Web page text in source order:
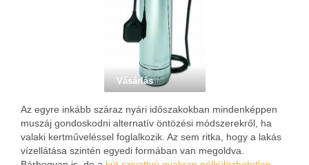
Vásárlás
Az egyre inkább száraz nyári időszakokban mindenképpen
muszáj gondoskodni alternatív öntözési módszerekről, ha
valaki kertműveléssel foglalkozik. Az sem ritka, hogy a lakás
vízellátása szintén egyedi formában van megoldva.